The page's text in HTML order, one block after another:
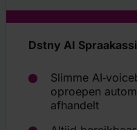
Dstny AI
Slimme
oproepen
afhandelt